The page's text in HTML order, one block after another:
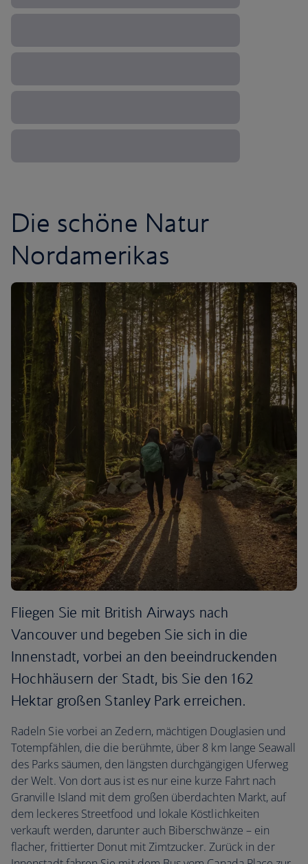
Die schöne Natur
Nordamerikas
Fliegen Sie mit British Airways nach
Vancouver und begeben Sie sich in die
Innenstadt, vorbei an den beeindruckenden
Hochhäusern der Stadt, bis Sie den 162
Hektar großen Stanley Park erreichen.
Radeln Sie vorbei an Zedern, mächtigen Douglasien und
Totempfählen, die die berühmte, über 8 km lange Seawall
des Parks säumen, den längsten durchgängigen Uferweg
der Welt. Von dort aus ist es nur eine kurze Fahrt nach
Granville Island mit dem großen überdachten Markt, auf
dem leckeres Streetfood und lokale Köstlichkeiten
verkauft werden, darunter auch Biberschwänze – ein
flacher, frittierter Donut mit Zimtzucker. Zurück in der